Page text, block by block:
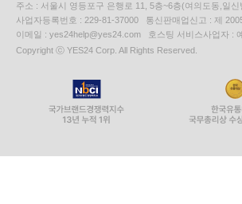
주소 : 서울시 영등포구 은행로 11, 5층~6층(여의도동,일신
사업자등록번호 : 229-81-37000 통신판매업신고 : 제
이메일 : yes24help@yes24.com 호스팅 서비스사업자 :
Copyright ⓒ YES24 Corp. All Rights Reserved.